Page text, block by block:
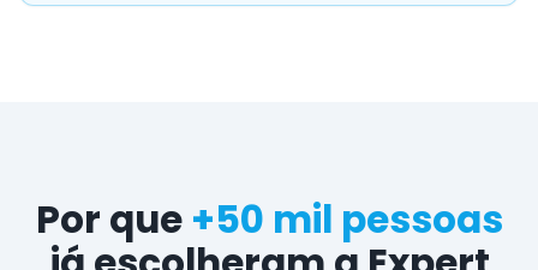
Por que +50 mil pessoas